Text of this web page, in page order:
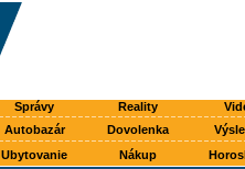
Správy Reality
Autobazár Dovolenka
Ubytovanie Nákup